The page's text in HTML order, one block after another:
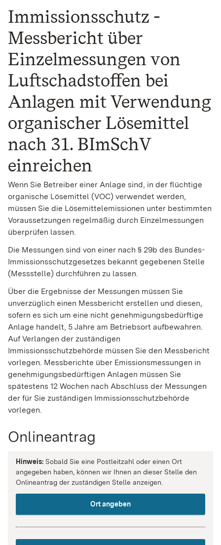
Immissionsschutz -
Messbericht über
Einzelmessungen von
Luftschadstoffen bei
Anlagen mit Verwendung
organischer Lösemittel
nach 31. BImSchV
einreichen
Wenn Sie Betreiber einer Anlage sind, in der flüchtige
organische Lösemittel (VOC) verwendet werden,
müssen Sie die Lösemittelemissionen unter bestimmten
Voraussetzungen regelmäßig durch Einzelmessungen
überprüfen lassen.
Die Messungen sind von einer nach § 29b des Bundes-
Immissionsschutzgesetzes bekannt gegebenen Stelle
(Messstelle) durchführen zu lassen.
Über die Ergebnisse der Messungen müssen Sie
unverzüglich einen Messbericht erstellen und diesen,
sofern es sich um eine nicht genehmigungsbedürftige
Anlage handelt, 5 Jahre am Betriebsort aufbewahren.
Auf Verlangen der zuständigen
Immissionsschutzbehörde müssen Sie den Messbericht
vorlegen. Messberichte über Emissionsmessungen in
genehmigungsbedürftigen Anlagen müssen Sie
spätestens 12 Wochen nach Abschluss der Messungen
der für Sie zuständigen Immissionsschutzbehörde
vorlegen.
Onlineantrag
Hinweis: Sobald Sie eine Postleitzahl oder einen Ort
angegeben haben, können wir Ihnen an dieser Stelle den
Onlineantrag der zuständigen Stelle anzeigen.
Ort angeben